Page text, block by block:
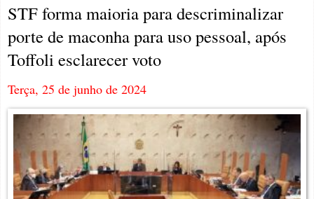
STF forma maioria para descriminalizar
porte de maconha para uso pessoal, após
Toffoli esclarecer voto
Terça, 25 de junho de 2024